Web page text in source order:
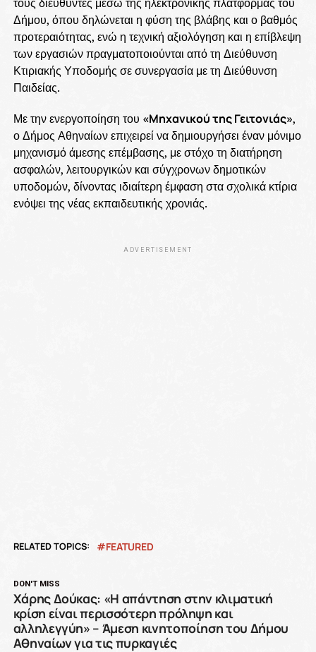
Δήμου, όπου δηλώνεται η φύση της βλάβης και ο βαθμός
προτεραιότητας, ενώ η τεχνική αξιολόγηση και η επίβλεψη
των εργασιών πραγματοποιούνται από τη Διεύθυνση
Κτιριακής Υποδομής σε συνεργασία με τη Διεύθυνση
Παιδείας.
Με την ενεργοποίηση του «Μηχανικού της Γειτονιάς»,
ο Δήμος Αθηναίων επιχειρεί να δημιουργήσει έναν μόνιμο
μηχανισμό άμεσης επέμβασης, με στόχο τη διατήρηση
ασφαλών, λειτουργικών και σύγχρονων δημοτικών
υποδομών, δίνοντας ιδιαίτερη έμφαση στα σχολικά κτίρια
ενόψει της νέας εκπαιδευτικής χρονιάς.
ADVERTISEMENT
RELATED TOPICS: FEATURED
DON'T MISS
Χάρης Δούκας: «Η απάντηση στην κλιματική
κρίση είναι περισσότερη πρόληψη και
αλληλεγγύη» – Άμεση κινητοποίηση του Δήμου
Αθηναίων για τις πυρκαγιές